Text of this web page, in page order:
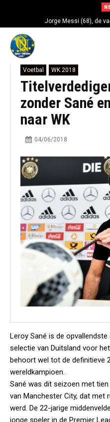
Jorge Messi (68), de
Voetbal WK 2018
zonder Sané
naar WK
04/06/2018
Leroy Sané is de
selectie van Duitsland voor
behoort wel tot de definitieve
wereldkampioen.
Sané was dit seizoen met
van Manchester City, dat met
werd. De 22-jarige
jonge speler in de Premier